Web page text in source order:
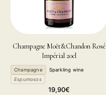
Champagne Moët&Chandon Rosé
Impérial 20cl
Champagne
Sparkling wine
Espumosos
Regular
19,90€